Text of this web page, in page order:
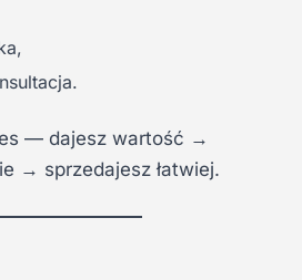
— dajesz wartość →
→ sprzedajesz łatwiej.